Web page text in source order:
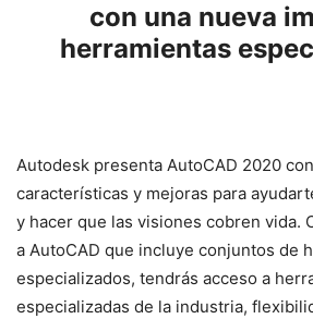
con una nueva
herramientas
Autodesk presenta AutoCAD 2020
características y mejoras para
y hacer que las visiones cobren vida.
a AutoCAD que incluye conjuntos de
especializados, tendrás acceso a
especializadas de la industria,